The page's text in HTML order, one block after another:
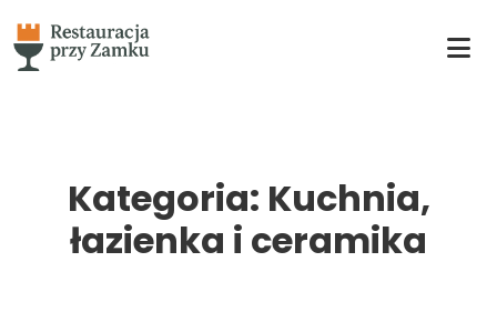
Kategoria: Kuchnia,
łazienka i ceramika